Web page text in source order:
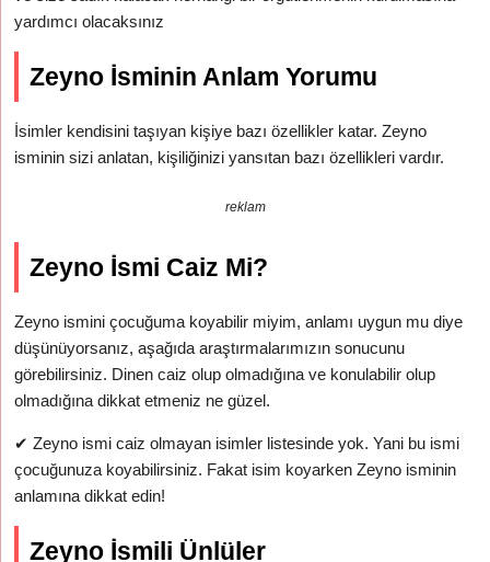
yardımcı olacaksınız
Zeyno İsminin Anlam Yorumu
İsimler kendisini taşıyan kişiye bazı özellikler katar. Zeyno
isminin sizi anlatan, kişiliğinizi yansıtan bazı özellikleri vardır.
reklam
Zeyno İsmi Caiz Mi?
Zeyno ismini çocuğuma koyabilir miyim, anlamı uygun mu diye
düşünüyorsanız, aşağıda araştırmalarımızın sonucunu
görebilirsiniz. Dinen caiz olup olmadığına ve konulabilir olup
olmadığına dikkat etmeniz ne güzel.
✔ Zeyno ismi caiz olmayan isimler listesinde yok. Yani bu ismi
çocuğunuza koyabilirsiniz. Fakat isim koyarken Zeyno isminin
anlamına dikkat edin!
Zeyno İsmili Ünlüler